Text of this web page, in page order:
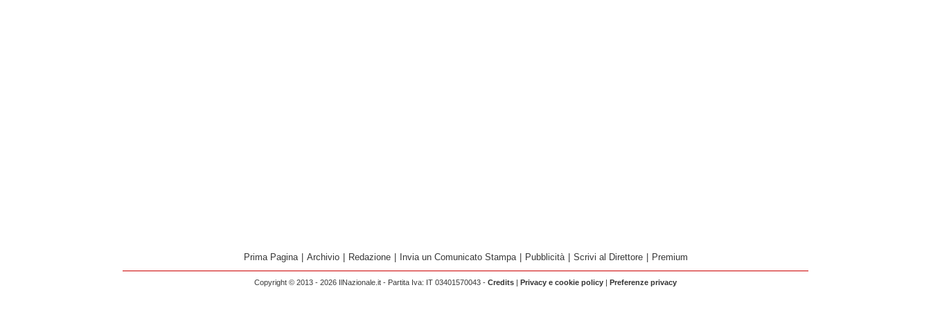
Prima Pagina Archivio Redazione Invia un Comunicato Stampa Pubblicità Scrivi al Direttore Premium
Copyright © 2013 - 2026 IlNazionale.it - Partita Iva: IT 03401570043 - Credits | Privacy e cookie policy | Preferenze privacy